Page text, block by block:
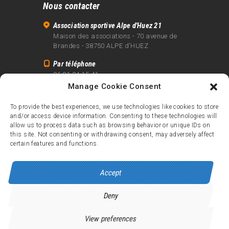
Manage Cookie Consent
To provide the best experiences, we use technologies like cookies to store
and/or access device information. Consenting to these technologies will
allow us to process data such as browsing behavior or unique IDs on
this site. Not consenting or withdrawing consent, may adversely affect
certain features and functions.
Accept
Deny
View preferences
Nous contacter
Association sportive Alpe d'Huez 21
Maison des associations - 70 avenue de
Brandes - 38750 ALPE d'HUEZ
Par téléphone
06 81 24 15 41
info@alpe21.fr
Mentions légales
Contact
crédits